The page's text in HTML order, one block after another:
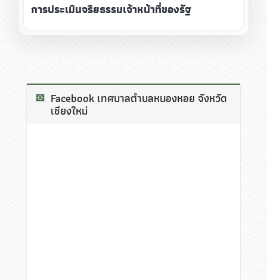
การประเมินจริยธรรมเจ้าหน้าที่ของรัฐ
Facebook เทศบาลตำบลหนองหอย จังหวัด
เชียงใหม่